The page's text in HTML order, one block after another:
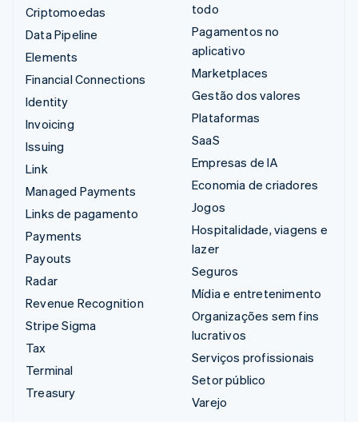
Criptomoedas
Data Pipeline
Elements
Financial Connections
Identity
Invoicing
Issuing
Link
Managed Payments
Links de pagamento
Payments
Payouts
Radar
Revenue Recognition
Stripe Sigma
Tax
Terminal
Treasury
todo
Pagamentos no
aplicativo
Marketplaces
Gestão dos valores
Plataformas
SaaS
Empresas de IA
Economia de criadores
Jogos
Hospitalidade, viagens e
lazer
Seguros
Mídia e entretenimento
Organizações sem fins
lucrativos
Serviços profissionais
Setor público
Varejo